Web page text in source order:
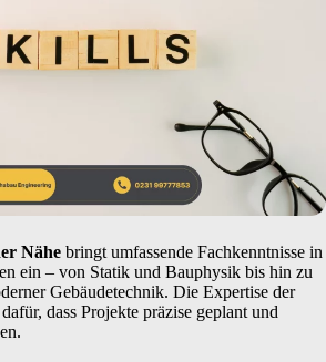
Nähe bringt umfassende Fachkenntnisse in
ein – von Statik und Bauphysik bis hin zu
Gebäudetechnik. Die Expertise der
dass Projekte präzise geplant und